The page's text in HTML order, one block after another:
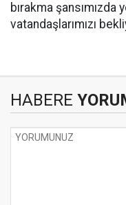
bırakma şansımızda
vatandaşlarımızı
HABERE